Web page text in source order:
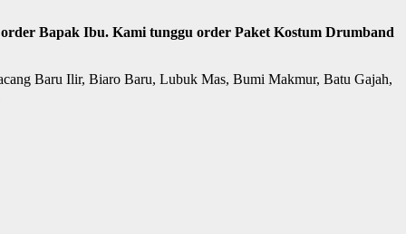
Bapak Ibu. Kami tunggu order Paket Kostum Drumband
Baru Ilir, Biaro Baru, Lubuk Mas, Bumi Makmur, Batu Gajah,